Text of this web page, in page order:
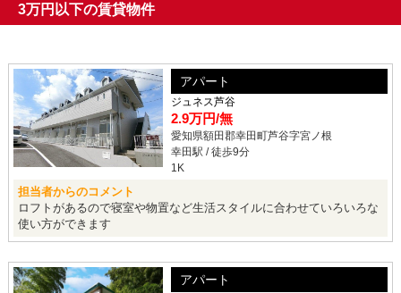
3万円以下の賃貸物件
アパート
ジュネス芦谷
2.9万円/無
愛知県額田郡幸田町芦谷字宮ノ根
幸田駅 / 徒歩9分
1K
担当者からのコメント
ロフトがあるので寝室や物置など生活スタイルに合わせていろいろな
使い方ができます
アパート